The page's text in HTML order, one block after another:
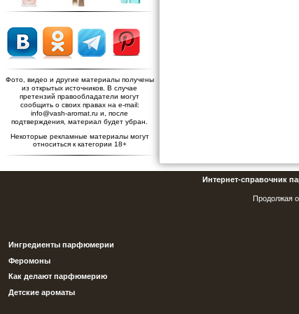
Фото, видео и другие материалы получены
из открытых источников. В случае
претензий правообладатели могут
сообщить о своих правах на e-mail:
info@vash-aromat.ru и, после
подтверждения, материал будет убран.
Некоторые рекламные материалы могут
относиться к категории 18+
Интернет-справочник
Продолжая
Ингредиенты парфюмерии
Феромоны
Как делают парфюмерию
Детские ароматы